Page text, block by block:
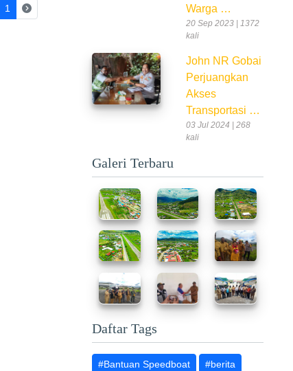
1 (current)
Warga …
20 Sep 2023 | 1372
kali
John NR Gobai
Perjuangkan
Akses
Transportasi …
03 Jul 2024 | 268
kali
Galeri Terbaru
Daftar Tags
#Bantuan Speedboat #berita